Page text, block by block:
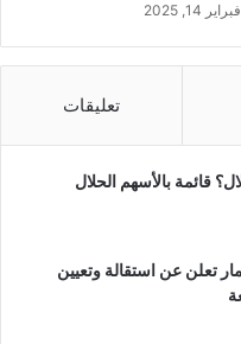
فبراير 14, 2025
تعليقات
قائمة بالأسهم الحلال
تعلن عن استقالة وتعيين